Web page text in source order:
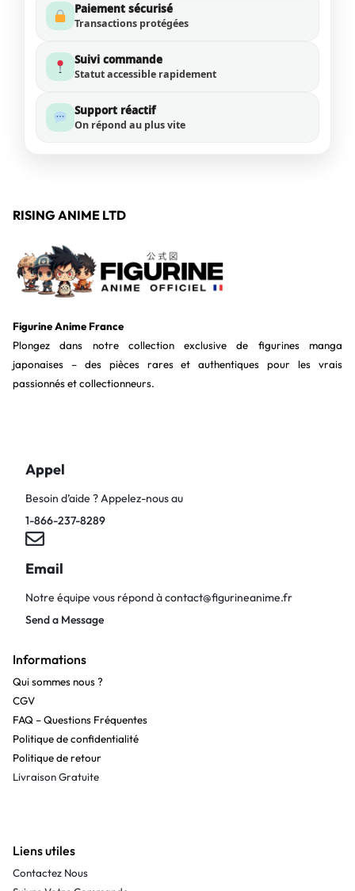
Paiement sécurisé
Transactions protégées
Suivi commande
Statut accessible rapidement
Support réactif
On répond au plus vite
RISING ANIME LTD
Figurine Anime France
Plongez dans notre collection exclusive de figurines manga
japonaises – des pièces rares et authentiques pour les vrais
passionnés et collectionneurs.
Appel
Besoin d’aide ? Appelez-nous au
1-866-237-8289
Email
Notre équipe vous répond àcontact@figurineanime.fr
Send a Message
Informations
Qui sommes nous ?
CGV
FAQ – Questions Fréquentes
Politique de confidentialité
Politique de retour
Livraison Gratuite
Liens utiles
Contactez Nous